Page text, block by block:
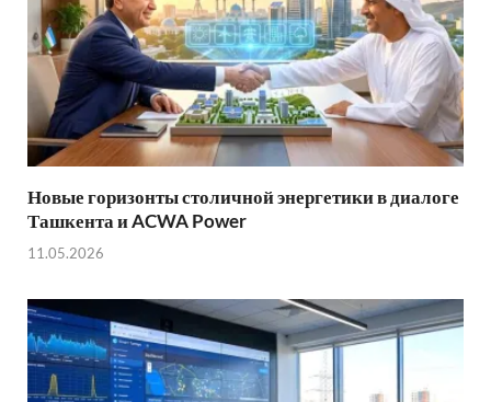
Новые горизонты столичной энергетики в диалоге
Ташкента и ACWA Power
11.05.2026